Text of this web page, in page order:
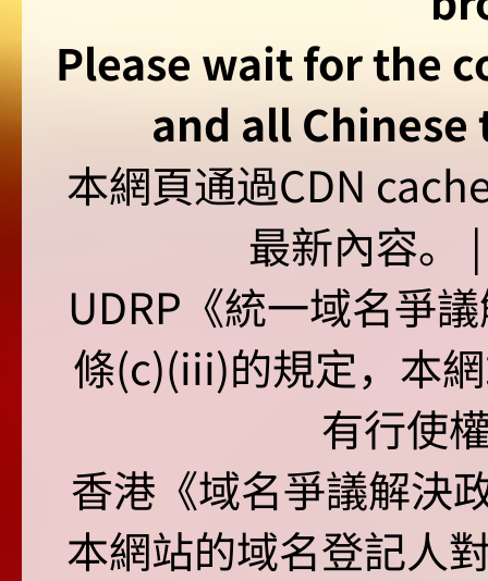
Please wait for the
and all
本網頁通過CDN
最新內容。
UDRP《統一域名爭
條(c)(iii)的規定，本
有行使
香港《域名爭議解決
本網站的域名登記人